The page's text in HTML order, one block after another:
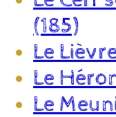
(185)
Le
Le
Le